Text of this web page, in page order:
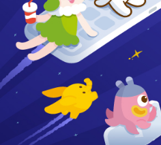
影城公告
影城活動
中獎名單
合作夥伴